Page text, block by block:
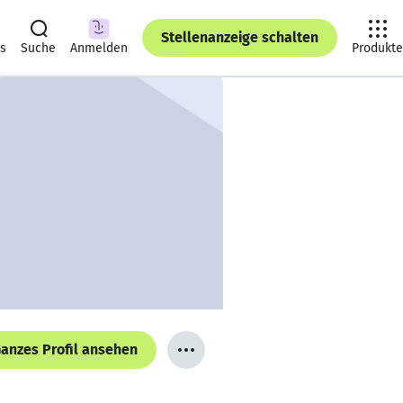
Suche Anmelden
Stellenanzeige schalten
Produkte
Profil ansehen